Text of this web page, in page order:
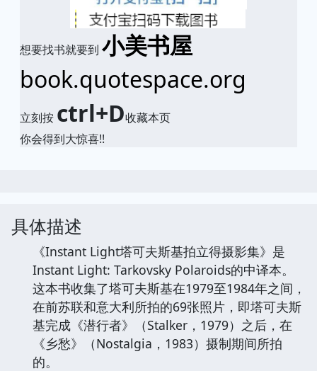
想要找书就要到 小美书屋
book.quotespace.org
立刻按 ctrl+D收藏本页
你会得到大惊喜!!
具体描述
《Instant Light塔可夫斯基拍立得摄影集》是
Instant Light: Tarkovsky Polaroids的中译本。
这本书收集了塔可夫斯基在1979至1984年之间，
在前苏联和意大利所拍的69张照片，即塔可夫斯
基完成《潜行者》（Stalker，1979）之后，在
《乡愁》（Nostalgia，1983）摄制期间所拍
的。